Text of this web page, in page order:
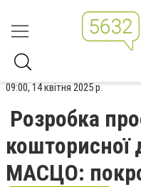
09:00, 14 квітня 2025 р.
Розробка
кошторисної
МАСЦО: